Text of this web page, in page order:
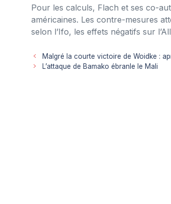
Pour les calculs, Flach et ses co-
américaines. Les contre-mesures
selon l’Ifo, les effets négatifs sur
Malgré la courte victoire de Woidke :
L’attaque de Bamako ébranle le Mali